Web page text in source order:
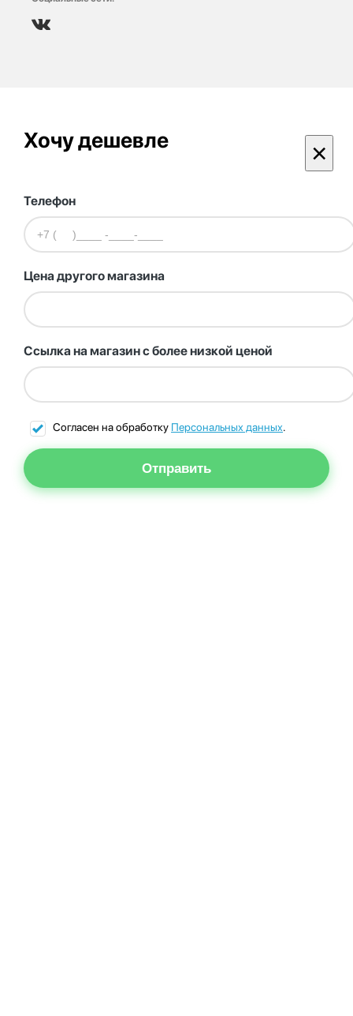
Хочу дешевле ×
Телефон
Цена другого магазина
Ссылка на магазин с более низкой ценой
Согласен на обработку Персональных данных.
Отправить